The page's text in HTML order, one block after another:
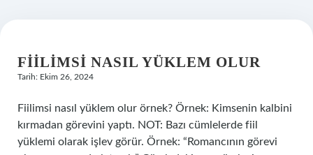
FIILIMSI NASIL YÜKLEM OLUR
Tarih: Ekim 26, 2024
Fiilimsi nasıl yüklem olur örnek? Örnek: Kimsenin kalbini
kırmadan görevini yaptı. NOT: Bazı cümlelerde fiil
yüklemi olarak işlev görür. Örnek: “Romancının görevi